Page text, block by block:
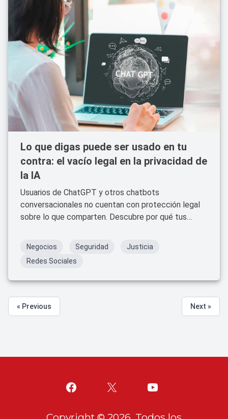
Lo que digas puede ser usado en tu
contra: el vacío legal en la privacidad de
la IA
Usuarios de ChatGPT y otros chatbots
conversacionales no cuentan con protección legal
sobre lo que comparten. Descubre por qué tus
judicial y qué riesgos enfrentas al usar estas
herramientas.
Negocios Seguridad
Justicia
Redes Sociales
« Previous Next »